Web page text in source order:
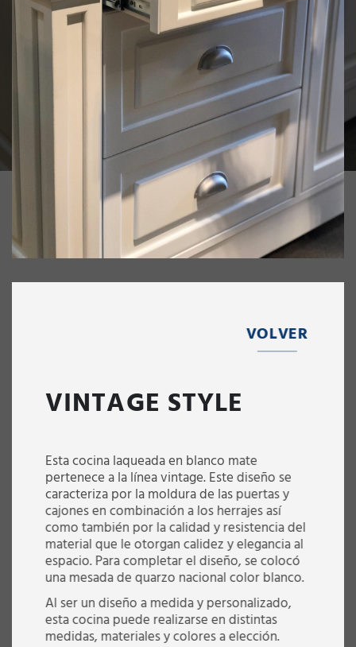
VOLVER
VINTAGE STYLE
Esta cocina laqueada en blanco mate
pertenece a la línea vintage. Este diseño se
caracteriza por la moldura de las puertas y
cajones en combinación a los herrajes así
como también por la calidad y resistencia del
material que le otorgan calidez y elegancia al
espacio. Para completar el diseño, se colocó
una mesada de quarzo nacional color blanco.
Al ser un diseño a medida y personalizado,
esta cocina puede realizarse en distintas
medidas, materiales y colores a elección.